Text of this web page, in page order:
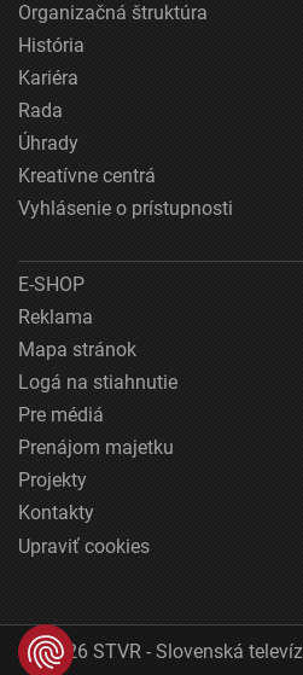
Organizačná štruktúra
História
Kariéra
Rada
Úhrady
Kreatívne centrá
Vyhlásenie o prístupnosti
E-SHOP
Reklama
Mapa stránok
Logá na stiahnutie
Pre médiá
Prenájom majetku
Projekty
Kontakty
Upraviť cookies
© 2026 STVR - Slovenská